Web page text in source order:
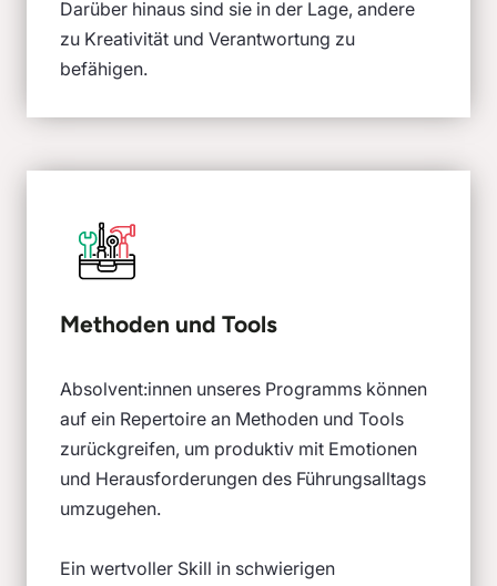
Darüber hinaus sind sie in der Lage, andere
zu Kreativität und Verantwortung zu
befähigen.
Methoden und Tools
Absolvent:innen unseres Programms können
auf ein Repertoire an Methoden und Tools
zurückgreifen, um produktiv mit Emotionen
und Herausforderungen des Führungsalltags
umzugehen.
Ein wertvoller Skill in schwierigen